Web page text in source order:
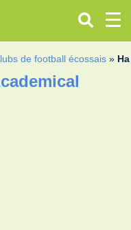
de football écossais »